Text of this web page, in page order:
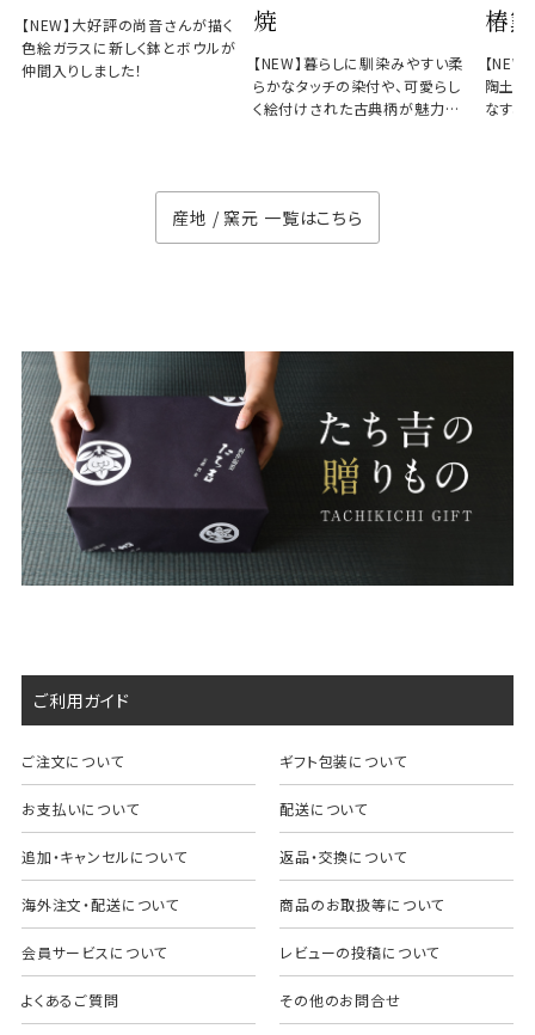
【NEW】大好評の尚音さんが描く
色絵ガラスに新しく鉢とボウルが
仲間入りしました！
焼
【NEW】暮らしに馴染みやすい柔
らかなタッチの染付や、可愛らし
く絵付けされた古典柄が魅力の
椿窯
【
陶土と
なす、
産地 / 窯元 一覧はこちら
ご利用ガイド
ご注文について ギフト包装について
お支払いについて 配送について
追加・キャンセルについて 返品・交換について
海外注文・配送について 商品のお取扱等について
会員サービスについて レビューの投稿について
よくあるご質問 その他のお問合せ